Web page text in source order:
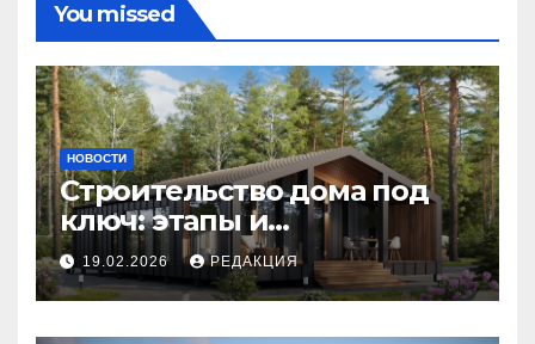
You missed
НОВОСТИ
Строительство дома под
ключ: этапы и
планирование бюджета
19.02.2026 РЕДАКЦИЯ